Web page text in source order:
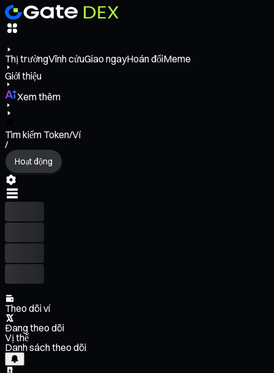
Thị trườngVĩnh cửuGiao ngayHoán đổiMeme
Giới thiệu
Xem thêm
Tìm kiếm Token/Ví
/
Hoạt động
Theo dõi ví
Đang theo dõi
Vị thế
Danh sách theo dõi